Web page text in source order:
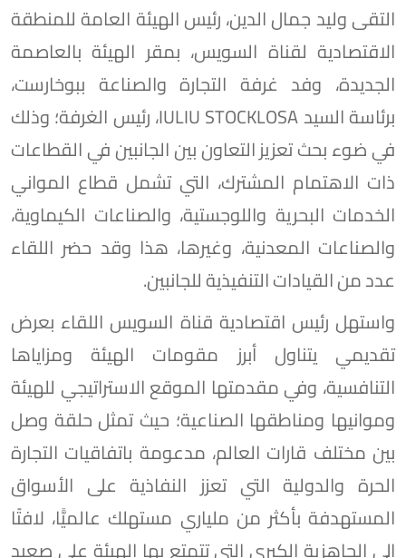
التقى وليد جمال الدين، رئيس الهيئة العامة للمنطقة
الاقتصادية لقناة السويس، بمقر الهيئة بالعاصمة
الجديدة، وفد غرفة التجارة والصناعة ببوخارست،
برئاسة السيد IULIU STOCKLOSA، رئيس الغرفة؛ وذلك
في ضوء بحث تعزيز التعاون بين الجانبين في القطاعات
ذات الاهتمام المشترك، التي تشمل قطاع المواني
الخدمات البحرية واللوجستية، والصناعات الكيماوية،
والصناعات المعدنية، وغيرها، هذا وقد حضر اللقاء
عدد من القيادات التنفيذية للجانبين.
واستهل رئيس اقتصادية قناة السويس اللقاء بعرض
تقديمي يتناول أبرز مقومات الهيئة ومزاياها
التنافسية، وفي مقدمتها الموقع الاستراتيجي للهيئة
وموانيها ومناطقها الصناعية؛ حيث تمثل حلقة وصل
بين مختلف قارات العالم، مدعومة باتفاقيات التجارة
الحرة والدولية التي تعزز النفاذية على الأسواق
المستهدفة بأكثر من ملياري مستهلك عالميًّا، لافتًا
إلى الجاهزية الكبرى التي تتمتع بها الهيئة على صعيد